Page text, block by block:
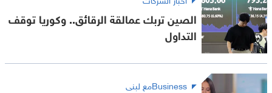
الصين تربك عمالقة الرقائق.. وكوريا توقف
التداول
Businessمع لبنى